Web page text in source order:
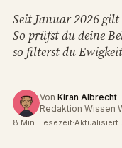
Seit Januar 2026
So prüfst du deine
so filterst du
Von Kiran Albrecht
Redaktion Wissen
8 Min. Lesezeit·Aktualisiert